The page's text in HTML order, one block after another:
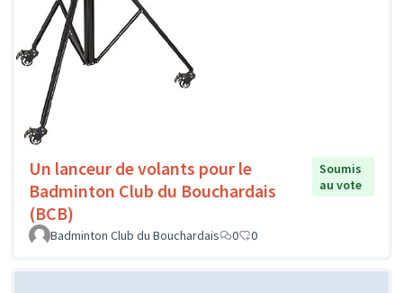
Un lanceur de volants pour le
Badminton Club du Bouchardais
(BCB)
Soumis
au vote
Badminton Club du Bouchardais 0 0